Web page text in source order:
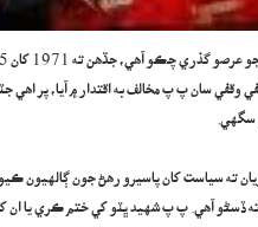
وقفي سان پ پ مخالف به اقتدار ۾ آيا، پر
سگهي.
ته سياست کان پاسيرو رھڻ جون
آهي. پ پ شهيد ڀٽو کي ختم ڪري يا ان